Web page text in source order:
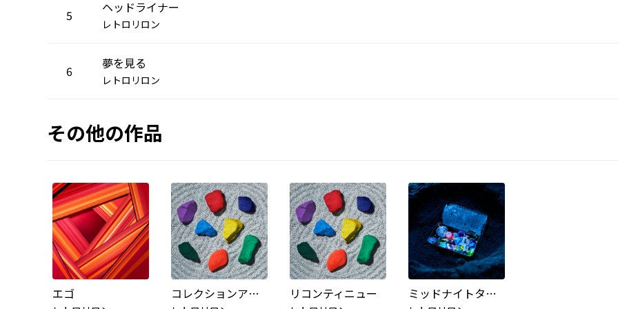
5 ヘッドライナー
レトロリロン
6 夢を見る
レトロリロン
その他の作品
エゴ コレクションアローン リコンティニュー ミッドナイトタイムカプセル